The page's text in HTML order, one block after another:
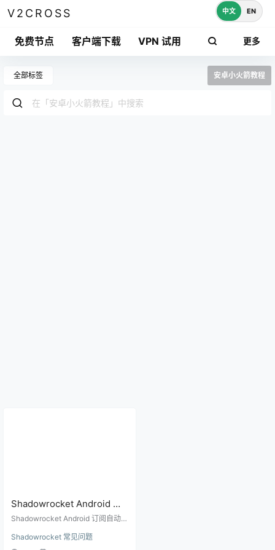
V2CROSS
免费节点 客户端下载 VPN 试用 更多
中文 EN
全部标签 安卓小火箭教程
Shadowrocket Android 订
阅自动更新怎么用？节点导
Shadowrocket Android 订阅自动更
点、刷新失败、节点列表为空和免
费节点订阅维护方法。
Shadowrocket 常见问题